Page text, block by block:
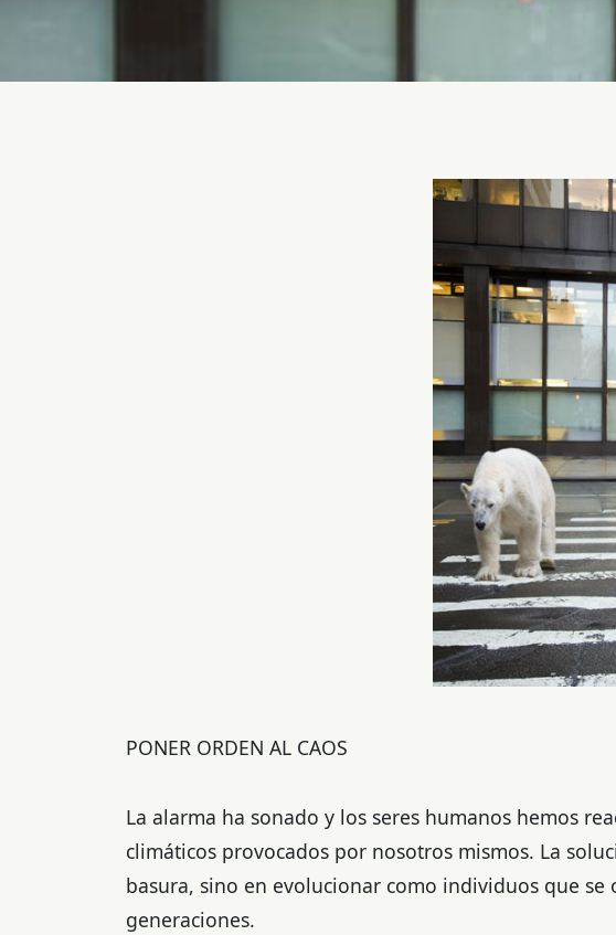
PONER ORDEN AL CAOS
La alarma ha sonado y los seres humanos hemos
climáticos provocados por nosotros mismos. La
basura, sino en evolucionar como individuos que
generaciones.